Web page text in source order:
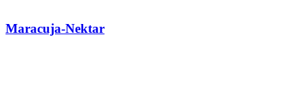
Maracuja-Nektar